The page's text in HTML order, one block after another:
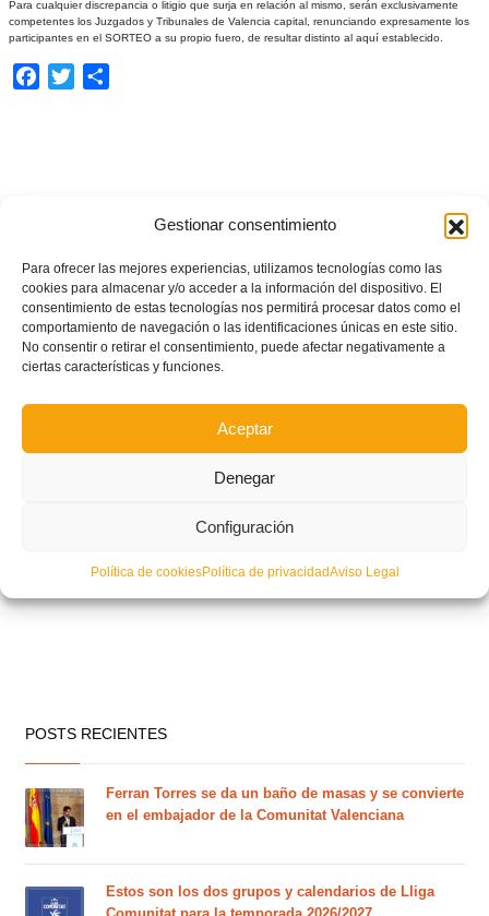
Gestionar consentimiento
Para ofrecer las mejores experiencias, utilizamos tecnologías como las
cookies para almacenar y/o acceder a la información del dispositivo. El
consentimiento de estas tecnologías nos permitirá procesar datos como el
comportamiento de navegación o las identificaciones únicas en este sitio.
No consentir o retirar el consentimiento, puede afectar negativamente a
ciertas características y funciones.
Aceptar
Denegar
Configuración
Política de cookiesPolítica de privacidadAviso Legal
Para cualquier discrepancia o litigio que surja en relación al mismo, serán exclusivamente
competentes los Juzgados y Tribunales de Valencia capital, renunciando expresamente los
participantes en el SORTEO a su propio fuero, de resultar distinto al aquí establecido.
Facebook
Twitter
POSTS RECIENTES
Ferran Torres se da un baño de masas y se convierte
en el embajador de la Comunitat Valenciana
Estos son los dos grupos y calendarios de Lliga